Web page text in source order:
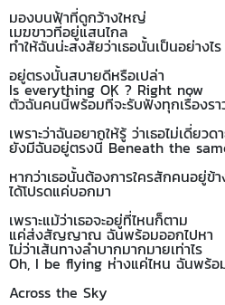
มองบนฟ้าที่ดูกว้างใหญ่
เมฆขาวที่อยู่แสนไกล
ทำให้ฉันน่ะสงสัยว่าเธอนั้นเป็นอย่างไร
อยู่ตรงนั้นสบายดีหรือเปล่า
Is everything OK ? Right now
ตัวฉันคนนี้พร้อมที่จะรับฟังทุกเรื่องรา
เพราะว่าฉันอยากให้รู้ ว่าเธอไม่เดี่ยวด
ยังมีฉันอยู่ตรงนี้ Beneath the
หากว่าเธอนั้นต้องการใครสักคนอยู่ข้
ได้โปรดแค่บอกมา
เพราะแม้ว่าเธอจะอยู่ที่ไหนก็ตาม
แค่ส่งสัญญาณ ฉันพร้อมออกไปหา
ไม่ว่าเส้นทางลำบากมากมายเท่าไร
Oh, I be flying ห่างแค่ไหน ฉันพร้
Across the Sky